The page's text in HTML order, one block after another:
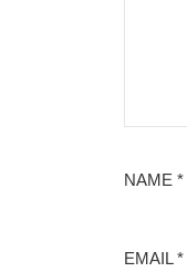
NAME *
EMAIL*